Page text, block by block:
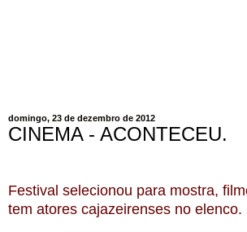
domingo, 23 de dezembro de 2012
CINEMA - ACONTECEU.
Festival selecionou para mostra,
tem atores cajazeirenses no elenco.